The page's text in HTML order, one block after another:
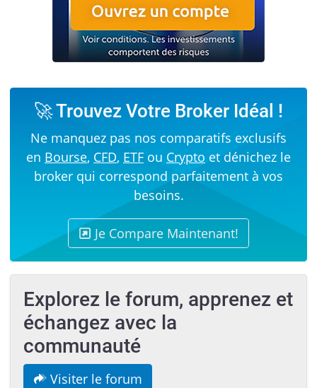
🚀 Trouvez Votre Broker Idéal !
Ne manquez pas nos comparatifs exclusifs
en Bourse, CFD, ETF ou Crypto et dénichez le
broker qui correspond parfaitement à vos
besoins.
Je Compare Maintenant!
Explorez le forum, apprenez et
échangez avec la
communauté
Visiter le forum